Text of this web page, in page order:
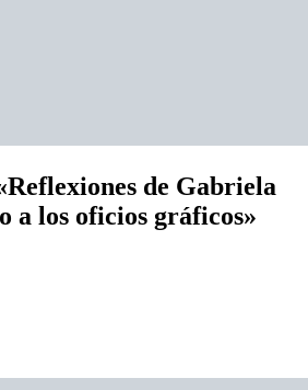
de Gabriela
a los oficios gráficos»